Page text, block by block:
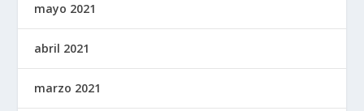
mayo 2021
abril 2021
marzo 2021